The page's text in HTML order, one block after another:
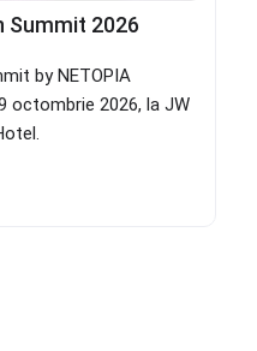
Summit 2026
by NETOPIA
octombrie 2026, la JW